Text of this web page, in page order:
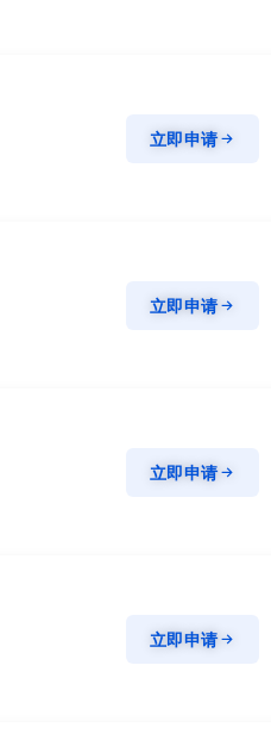
立即申请
立即申请
立即申请
立即申请